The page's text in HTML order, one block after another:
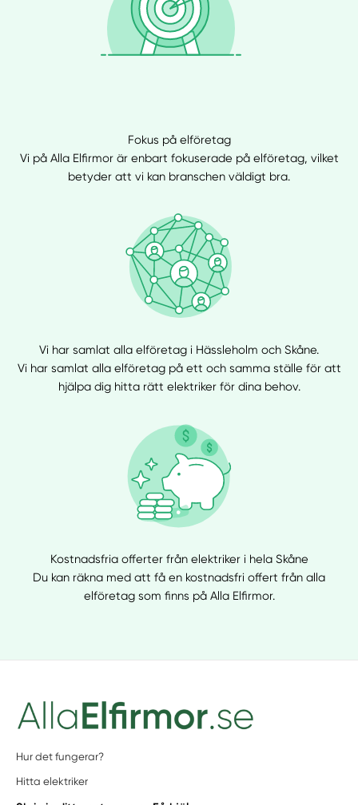
Fokus på elföretag
Vi på Alla Elfirmor är enbart fokuserade på elföretag, vilket
betyder att vi kan branschen väldigt bra.
Vi har samlat alla elföretag i Hässleholm och Skåne.
Vi har samlat alla elföretag på ett och samma ställe för att
hjälpa dig hitta rätt elektriker för dina behov.
Kostnadsfria offerter från elektriker i hela Skåne
Du kan räkna med att få en kostnadsfri offert från alla
elföretag som finns på Alla Elfirmor.
Hur det fungerar?
Hitta elektriker